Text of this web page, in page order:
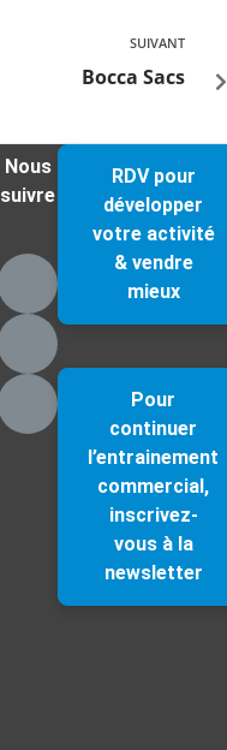
SUIVANT
Bocca Sacs
Nous
suivre
RDV pour
développer
votre activité
& vendre
mieux
Pour
continuer
l’entrainement
commercial,
inscrivez-
vous à la
newsletter